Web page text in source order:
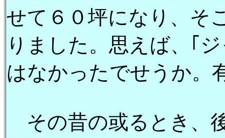
せて６０坪になり、そ
りました。思えば、｢
はなかったでせうか。
その昔の或るとき、